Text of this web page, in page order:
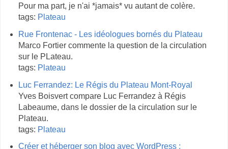
Pour ma part, je n'ai *jamais* vu autant de colère.
tags: Plateau
Rue Frontenac - Les idéologues bornés du Plateau
Marco Fortier commente la question de la circulation
sur le PLateau.
tags: Plateau
Luc Ferrandez: Le Régis du Plateau Mont-Royal
Yves Boisvert compare Luc Ferrandez à Régis
Labeaume, dans le dossier de la circulation sur le
Plateau.
tags: Plateau
Créer et héberger son blog avec WordPress :